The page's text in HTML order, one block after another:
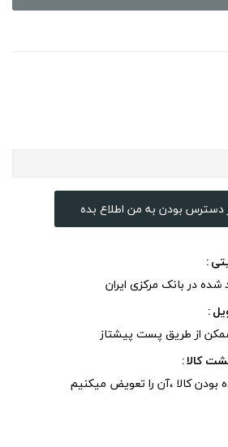
بودن به من اطلاع بده
شده در بانک مرکزی ایران
از طریق پست پیشتاز
کالا
بودن کالا ،آن را تعویض میکنیم